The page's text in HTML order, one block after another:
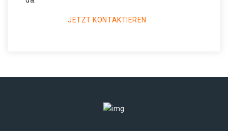
JETZT KONTAKTIEREN